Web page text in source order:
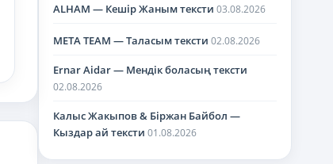
ALHAM — Кешір Жаным тексти 03.08.2026
META TEAM — Таласым тексти 02.08.2026
Ernar Aidar — Мендік боласың тексти
02.08.2026
Калыс Жакыпов & Біржан Байбол —
Кыздар ай тексти 01.08.2026